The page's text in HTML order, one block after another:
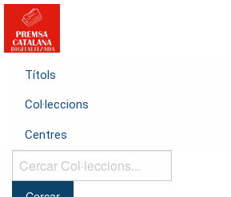
Títols
Col·leccions
Centres
Cercar
Col·leccions...